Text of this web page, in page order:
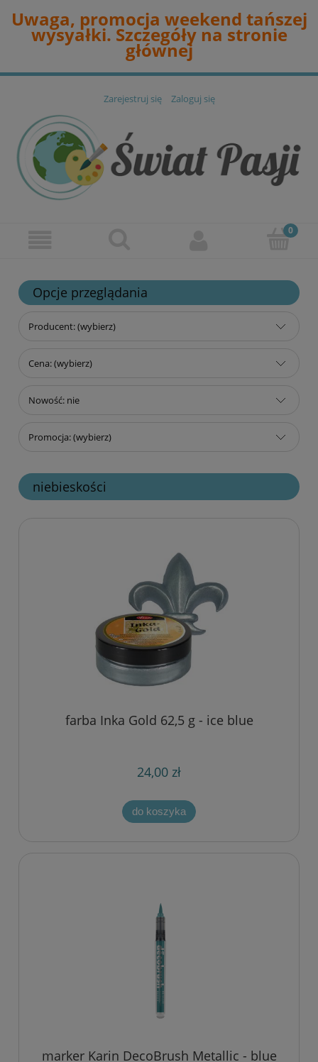
Uwaga, promocja weekend tańszej
wysyałki. Szczegóły na stronie
głównej
Zarejestruj się Zaloguj się
Opcje przeglądania
Producent: (wybierz)
Cena: (wybierz)
Nowość: nie
Promocja: (wybierz)
niebieskości
farba Inka Gold 62,5 g - ice blue
24,00 zł
do koszyka
marker Karin DecoBrush Metallic - blue